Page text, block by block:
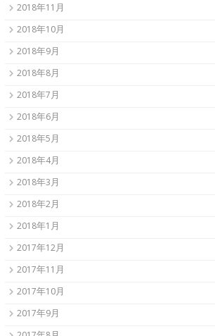
2018年11月
2018年10月
2018年9月
2018年8月
2018年7月
2018年6月
2018年5月
2018年4月
2018年3月
2018年2月
2018年1月
2017年12月
2017年11月
2017年10月
2017年9月